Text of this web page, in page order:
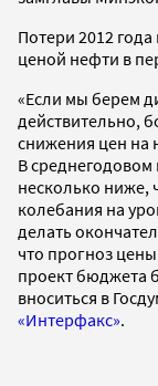
Потери 2012
ценой нефти в
«Если мы берем
действительно,
снижения цен на
В
несколько ниже,
колебания на
делать
что прогноз
проект бюджета
вноситься в
«Интерфакс».